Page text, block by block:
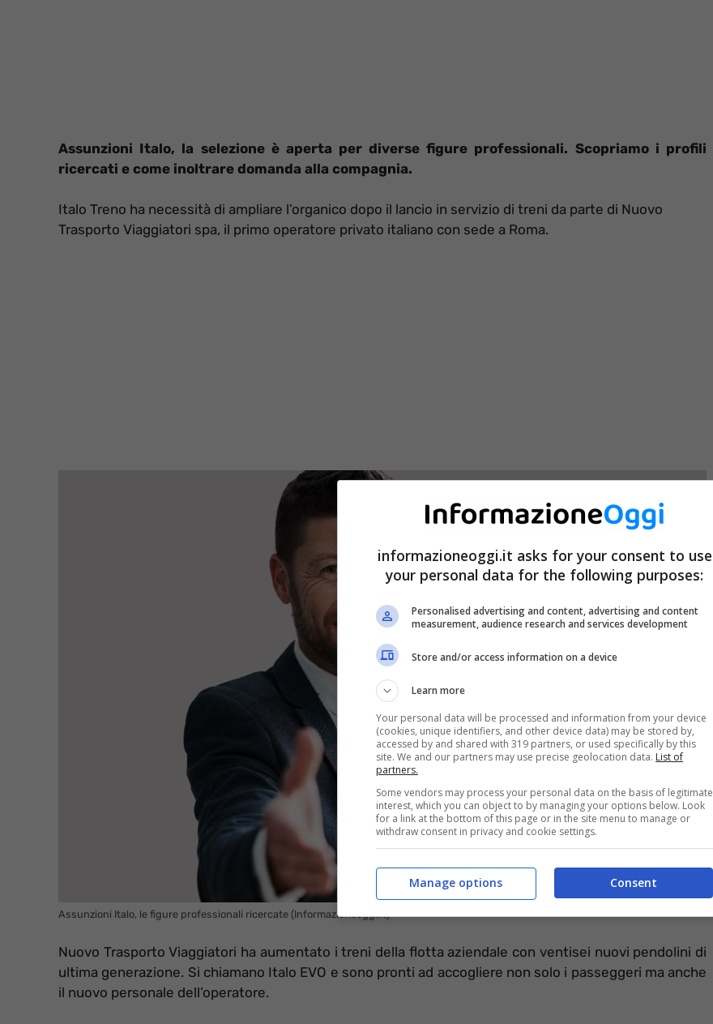
Assunzioni Italo, la selezione è aperta per diverse figure professionali. Scopriamo i profili
ricercati e come inoltrare domanda alla compagnia.
Italo Treno ha necessità di ampliare l’organico dopo il lancio in servizio di treni da parte di Nuovo
Trasporto Viaggiatori spa, il primo operatore privato italiano con sede a Roma.
Assunzioni Italo, le figure professionali ricercate (Informazioneoggi.it)
Nuovo Trasporto Viaggiatori ha aumentato i treni della flotta aziendale con ventisei nuovi pendolini di
ultima generazione. Si chiamano Italo EVO e sono pronti ad accogliere non solo i passeggeri ma anche
il nuovo personale dell’operatore.
informazioneoggi.it asks for your consent to use
your personal data for the following purposes:
Personalised advertising and content, advertising and content
measurement, audience research and services development
Store and/or access information on a device
Learn more
Your personal data will be processed and information from your device
(cookies, unique identifiers, and other device data) may be stored by,
accessed by and shared with 319 partners, or used specifically by this
site. We and our partners may use precise geolocation data. List of
partners.
Some vendors may process your personal data on the basis of legitimate
interest, which you can object to by managing your options below. Look
for a link at the bottom of this page or in the site menu to manage or
withdraw consent in privacy and cookie settings.
Consent
Manage options